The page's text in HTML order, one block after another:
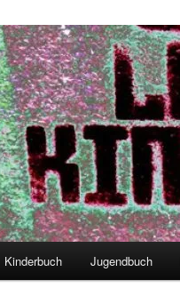
Kinderbuch Jugendbuch